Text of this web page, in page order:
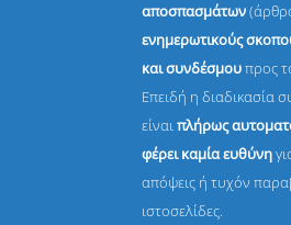
αποσπασμάτων
ενημερωτικούς
και συνδέσμουπρος
Επειδή η διαδικασία
είναιπλήρως
φέρει καμία ευθύνη
απόψεις ή τυχόν
ιστοσελίδες.